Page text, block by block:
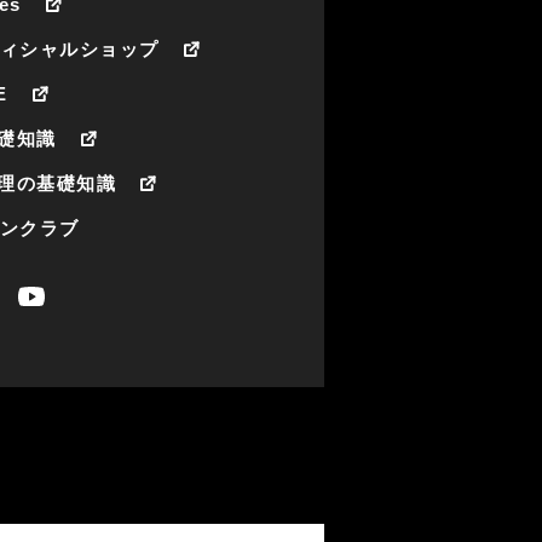
シャルショップ
知識
の基礎知識
クラブ